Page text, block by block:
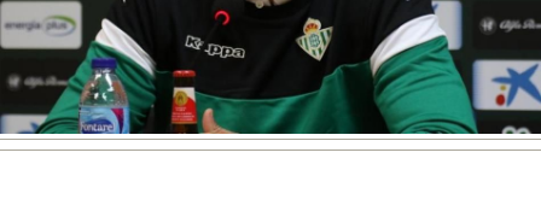
permite
seguir
contenido
ACEPTAR
Y
CONTINUAR